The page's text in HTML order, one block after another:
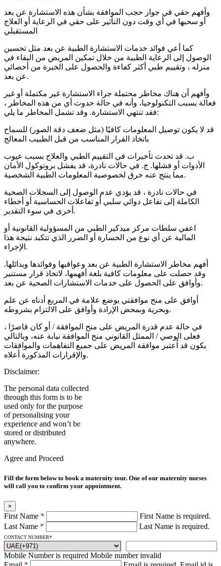
وأفهم حقي في جواز حجب الموافقة بشأن هذه الاستشارة عن بعد
أو سحبها في أي وقت دون التأثير على حقي في الرعاية أو العلاج
المستقبلي
كما أعي فوائد خدمات الاستشارة الطبية عن بعد مثل تحسين
الوصول إلى الرعاية الطبية من خلال تمكين المريض من البقاء في
منزله ، وتقييم طبي أكثر كفاءة والحصول على الخبرة من أخصائي
عن بعد.
وأفهم أن هناك مخاطر محتملة جراء الاستشارة غير مكتملة أو غير
فعالة بسبب التكنولوجيا، وأنه في حالة حدوث أي من هذه المخاطر ،
فقد تنتهي الاستشارة. وقد تشمل المخاطر ما يلي:
قد لا يكون توصيل المعلومات كافيًا (مثل ضعف دقة الصور) للسماح
باتخاذ القرار المناسب من قبل الطبيب المعالج
ب. قد تحدث تأخيرات في التقييم الطبي والعلاج بسبب عيوب
الأدوات أو فشلها. ج. في حالات نادرة، قد يفشل بروتوكول الأمان
مما ينتج عنه خرق لخصوصية المعلومات الطبية الشخصية.
في حالات نادرة ، قد يؤدي عدم الوصول إلى السجلات الصحية
الكاملة إلى تفاعل دوائي سلبي أو تفاعلات الحساسية أو أخطاء
أخرى في سوء التقدير.
اعفي سلطات مركز ميدكير الطبي من المسؤولية القانونية أو
المالية عن أي نوع من الخسارة أو الضرر الذي تتكبد نتيجة هذا
الإجراء.
أفهم مخاطر الاستشارة الطبية عن بعد وعواقبها وفوائدها وبدائلها.
وقد حصلت على معلومات كافية بلغة أفهمها، لاتخاذ قرار مستنير
وأوافق على الحصول على خدمات الاستشارات الصحية عن بعد.
أوافق على منح موافقتي بوضع علامة في المربع أدناه عن علم
وبحرية وبمحض الإرادة وأوافق على الالتزام بشروطه.
في حالة عدم قدرة المريض على منح الموافقة / أو كان قاصرًا ،
فعلى الوصي / الممثل القانوني منح الموافقة نيابة عنه، وبالتالي
يكون قد اُعتبر موافقة المريض على جميع التفاهمات والموافقات
والإقرارات المذكورة أعلاه.
Disclaimer:
The personal data collected
through this form is to be
used only for the purpose
of personalising your
experience and won’t be
stored or distributed
anywhere.
Agree and Proceed
Fill the form below to book a maternity tour. One of our maternity nurses
will call you to confirm your appointment.
×
First Name *
First Name is required.
Last Name * Last Name is required.
CONTACT NUMBER*
Mobile Number is required Mobile number invalid